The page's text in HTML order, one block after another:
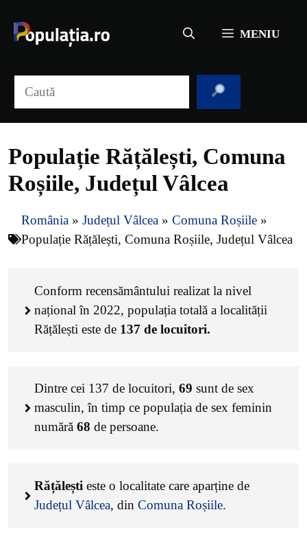
conținut
MENIU
Populație Rățălești, Comuna
Roșiile, Județul Vâlcea
România » Județul Vâlcea » Comuna Roșiile »
Populație Rățălești, Comuna Roșiile, Județul Vâlcea
Conform recensământului realizat la nivel
național în 2022, populația totală a localității
Rățălești este de 137 de locuitori.
Dintre cei 137 de locuitori, 69 sunt de sex
masculin, în timp ce populația de sex feminin
numără 68 de persoane.
Rățălești este o localitate care aparține de
Județul Vâlcea, din Comuna Roșiile.